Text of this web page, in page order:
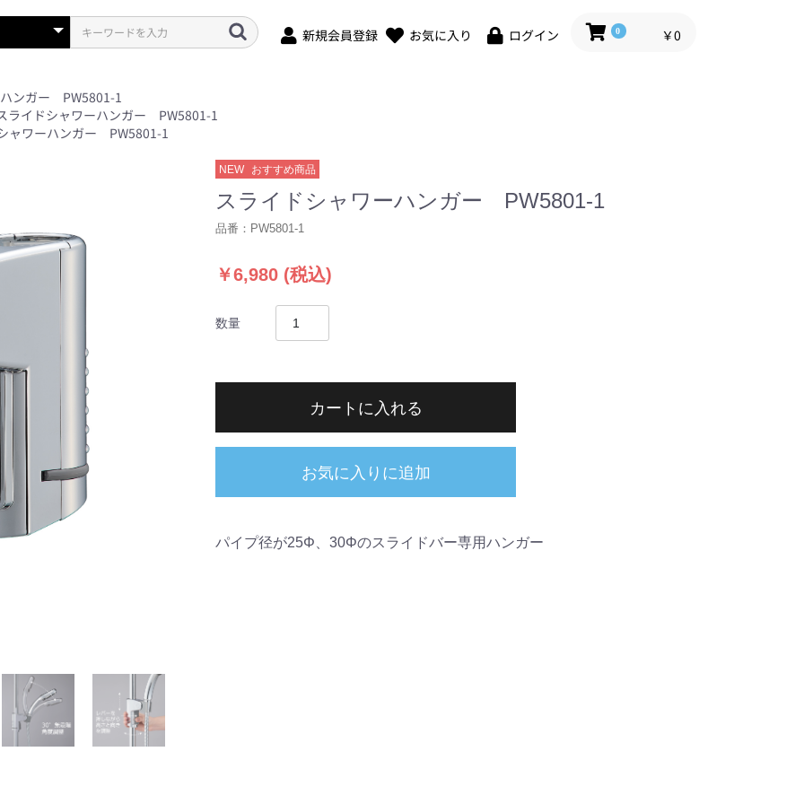
新規会員登録 お気に入り ログイン 0 ￥0
ンガー PW5801-1
ライドシャワーハンガー PW5801-1
ャワーハンガー PW5801-1
NEW おすすめ商品
スライドシャワーハンガー PW5801-1
品番： PW5801-1
￥6,980 (税込)
数量
カートに入れる
お気に入りに追加
パイプ径が25Φ、30Φのスライドバー専用ハンガー